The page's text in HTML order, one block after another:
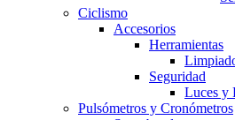
Ciclismo
Accesorios
Herramientas
Seguridad
Luces y
Pulsómetros y Cronómetros